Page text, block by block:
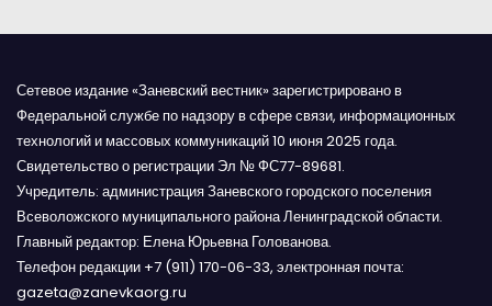
Сетевое издание «Заневский вестник» зарегистрировано в
Федеральной службе по надзору в сфере связи, информационных
технологий и массовых коммуникаций 10 июня 2025 года.
Свидетельство о регистрации Эл № ФС77-89681.
Учредитель: администрация Заневского городского поселения
Всеволожского муниципального района Ленинградской области.
Главный редактор: Елена Юрьевна Голованова.
Телефон редакции +7 (911) 170-06-33, электронная почта:
gazeta@zanevkaorg.ru